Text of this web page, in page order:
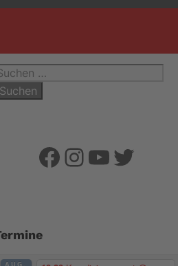
Facebook
Instagram
YouTube
Twitter